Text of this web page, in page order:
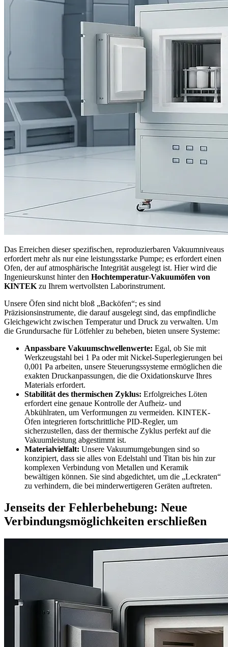
Das Erreichen dieser spezifischen, reproduzierbaren Vakuumniveaus
erfordert mehr als nur eine leistungsstarke Pumpe; es erfordert einen
Ofen, der auf atmosphärische Integrität ausgelegt ist. Hier wird die
Ingenieurskunst hinter den Hochtemperatur-Vakuumöfen von
KINTEK zu Ihrem wertvollsten Laborinstrument.
Unsere Öfen sind nicht bloß „Backöfen“; es sind
Präzisionsinstrumente, die darauf ausgelegt sind, das empfindliche
Gleichgewicht zwischen Temperatur und Druck zu verwalten. Um
die Grundursache für Lötfehler zu beheben, bieten unsere Systeme:
Anpassbare Vakuumschwellenwerte: Egal, ob Sie mit
Werkzeugstahl bei 1 Pa oder mit Nickel-Superlegierungen bei
0,001 Pa arbeiten, unsere Steuerungssysteme ermöglichen die
exakten Druckanpassungen, die die Oxidationskurve Ihres
Materials erfordert.
Stabilität des thermischen Zyklus: Erfolgreiches Löten
erfordert eine genaue Kontrolle der Aufheiz- und
Abkühlraten, um Verformungen zu vermeiden. KINTEK-
Öfen integrieren fortschrittliche PID-Regler, um
sicherzustellen, dass der thermische Zyklus perfekt auf die
Vakuumleistung abgestimmt ist.
Materialvielfalt: Unsere Vakuumumgebungen sind so
konzipiert, dass sie alles von Edelstahl und Titan bis hin zur
komplexen Verbindung von Metallen und Keramik
bewältigen können. Sie sind abgedichtet, um die „Leckraten“
zu verhindern, die bei minderwertigeren Geräten auftreten.
Jenseits der Fehlerbehebung: Neue
Verbindungsmöglichkeiten erschließen